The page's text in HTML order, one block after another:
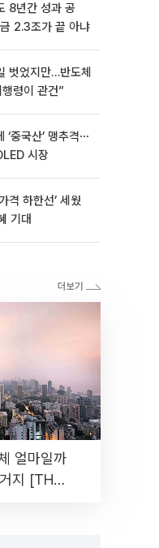
8년간 성과 공
2.3조가 끝 아냐
벗었지만…반도체
행령이 관건”
‘중국산’ 맹추격⋯
시장
격 하한선’ 세웠
기대
얼마일까
지 [THE